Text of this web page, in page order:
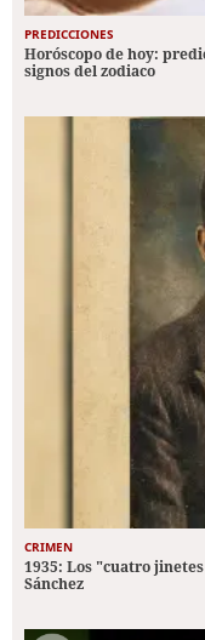
PREDICCIONES
Horóscopo de hoy:
signos del zodiaco
CRIMEN
1935: Los "cuatro
Sánchez